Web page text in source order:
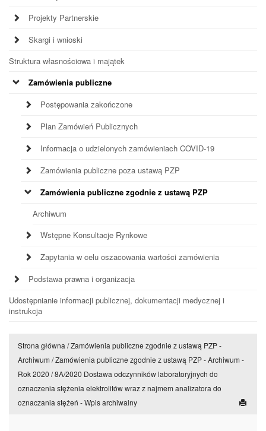
Projekty Partnerskie
Skargi i wnioski
Struktura własnościowa i majątek
Zamówienia publiczne
Postępowania zakończone
Plan Zamówień Publicznych
Informacja o udzielonych zamówieniach COVID-19
Zamówienia publiczne poza ustawą PZP
Zamówienia publiczne zgodnie z ustawą PZP
Archiwum
Wstępne Konsultacje Rynkowe
Zapytania w celu oszacowania wartości zamówienia
Podstawa prawna i organizacja
Udostępnianie informacji publicznej, dokumentacji medycznej i
instrukcja
Strona główna /Zamówienia publiczne zgodnie z ustawą PZP -
Archiwum /Zamówienia publiczne zgodnie z ustawą PZP - Archiwum -
Rok 2020 /8A/2020 Dostawa odczynników laboratoryjnych do
oznaczenia stężenia elektrolitów wraz z najmem analizatora do
oznaczania stężeń - Wpis archiwalny